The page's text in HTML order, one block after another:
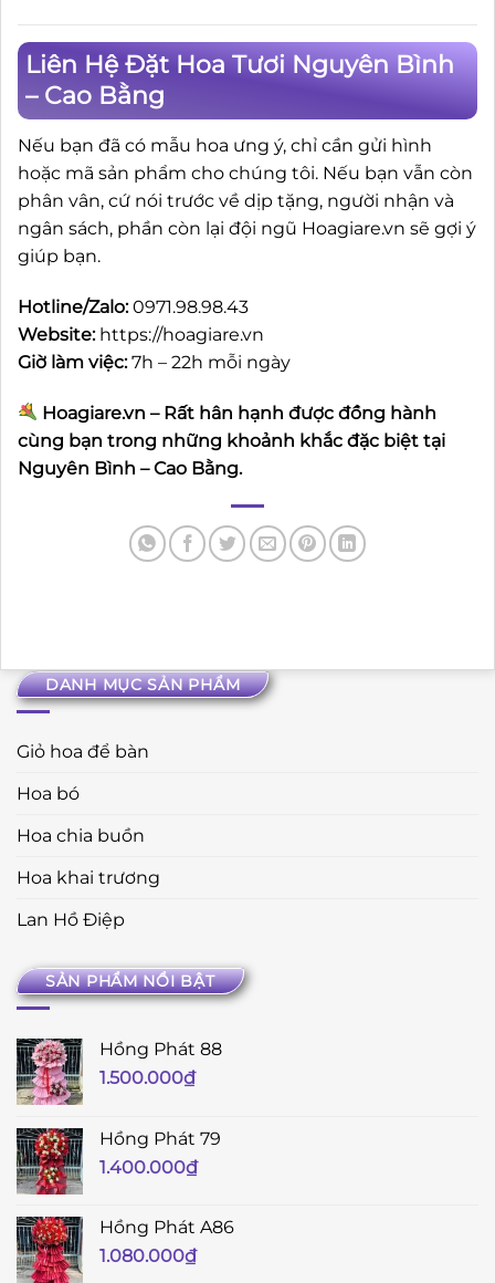
DANH MỤC SẢN PHẨM
Giỏ hoa để bàn
Hoa bó
Hoa chia buồn
Hoa khai trương
Lan Hồ Điệp
SẢN PHẨM NỔI BẬT
Hồng Phát 88
1.500.000₫
Hồng Phát 79
1.400.000₫
Hồng Phát A86
1.080.000₫
Liên Hệ Đặt Hoa Tươi Nguyên Bình
– Cao Bằng
Nếu bạn đã có mẫu hoa ưng ý, chỉ cần gửi hình
hoặc mã sản phẩm cho chúng tôi. Nếu bạn vẫn còn
phân vân, cứ nói trước về dịp tặng, người nhận và
ngân sách, phần còn lại đội ngũ Hoagiare.vn sẽ gợi ý
giúp bạn.
Hotline/Zalo:0971.98.98.43
Website: https://hoagiare.vn
Giờ làm việc:7h – 22h mỗi ngày
Hoagiare.vn – Rất hân hạnh được đồng hành
cùng bạn trong những khoảnh khắc đặc biệt tại
Nguyên Bình – Cao Bằng.